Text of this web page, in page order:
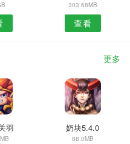
303.68MB
查看
更多
羽 奶块5.4.0
88.0MB